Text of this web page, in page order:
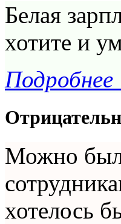
Белая
хотите и
Можно
хотелось